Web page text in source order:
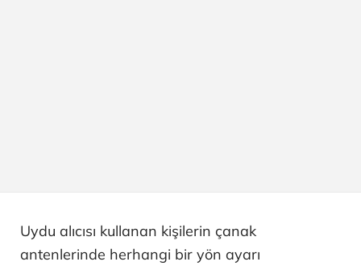
Uydu alıcısı kullanan kişilerin çanak
antenlerinde herhangi bir yön ayarı